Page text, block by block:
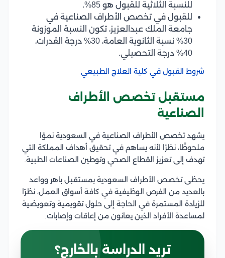
للنسبة الثلاثية للقبول هو 85%.
للقبول في تخصص الأطراف الصناعية في
جامعة الملك عبدالعزيز، تكون النسبة الموزونة
30% نسبة الثانوية العامة، 30% درجة القدرات،
40% درجة التحصيلي.
شروط القبول في كلية العلاج الطبيعي
مستقبل تخصص الأطراف
الصناعية
يشهد تخصص الأطراف الصناعية في السعودية نموًا
ملحوظًا، نظرًا لأنه يساهم في تحقيق أهداف المملكة التي
تهدف إلى تعزيز القطاع الصحي وتوطين الصناعات الطبية.
يحظى تخصص الأطراف السعودية بمستقبل باهر وواعد
بالعديد من الفرص الوظيفية في كافة أسواق العمل، نظرًا
للزيادة المستمرة في الحاجة إلى حلول تقويمية وتعويضية
لمساعدة الأفراد الذين يعانون من إعاقات وإصابات.
تريد الدراسة بالخارج؟